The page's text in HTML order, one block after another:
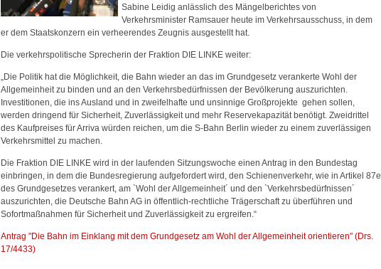
Sabine Leidig anlässlich des Mängelberichtes von
Verkehrsminister Ramsauer heute im Verkehrsausschuss, in dem
er dem Staatskonzern ein verheerendes Zeugnis ausgestellt hat.
Die verkehrspolitische Sprecherin der Fraktion DIE LINKE weiter:
„Die Politik hat die Möglichkeit, die Bahn wieder an das im Grundgesetz verankerte Wohl der
Allgemeinheit zu binden und an den Verkehrsbedürfnissen der Bevölkerung auszurichten.
Investitionen, die ins Ausland und in zweifelhafte und unsinnige Großprojekte gehen sollen,
werden dringend für Sicherheit, Zuverlässigkeit und mehr Reservekapazität benötigt. Zweidrittel
des Kaufpreises für Arriva würden reichen, um die S-Bahn Berlin wieder zu einem zuverlässigen
Verkehrsmittel zu machen.
Die Fraktion DIE LINKE wird in der laufenden Sitzungswoche einen Antrag in den Bundestag
einbringen, in dem die Bundesregierung aufgefordert wird, den Schienenverkehr, wie in Artikel 87e
des Grundgesetzes verankert, am `Wohl der Allgemeinheit´ und den `Verkehrsbedürfnissen´
auszurichten, die Deutsche Bahn AG in öffentlich-rechtliche Trägerschaft zu überführen und
Sofortmaßnahmen für Sicherheit und Zuverlässigkeit zu ergreifen.“
Antrag "Die Bahn im Einklang mit dem Grundgesetz am Wohl der Allgemeinheit orientieren" (Drs.
17/4433)